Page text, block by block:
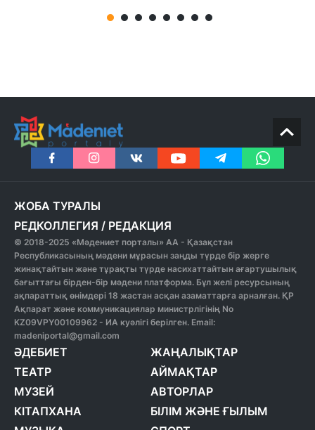
ЖОБА ТУРАЛЫ
РЕДКОЛЛЕГИЯ / РЕДАКЦИЯ
© 2018-2025 «Мәдениет порталы» АА - Қазақстан
Республикасының мәдени мұрасын заңды түрде бір жерге
жинақтайтын және тұрақты түрде насихаттайтын ағартушылық
бағыттағы бірден-бір мәдени платформа. Бұл желі ресурсының
ақпараттық өнімдері 18 жастан асқан азаматтарға арналған. ҚР
Ақпарат және коммуникациялар министрлігінің No
KZ09VPY00109962 - ИА куәлігі берілген. Email:
madeniportal@gmail.com
ӘДЕБИЕТ
ТЕАТР
МУЗЕЙ
КІТАПХАНА
ЖАҢАЛЫҚТАР
АЙМАҚТАР
АВТОРЛАР
БІЛІМ ЖӘНЕ ҒЫЛЫМ